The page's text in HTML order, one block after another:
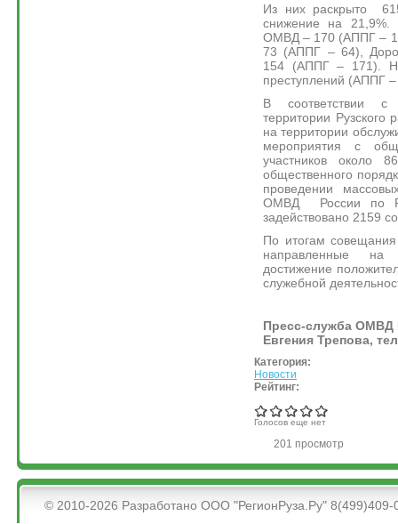
Из них раскрыто
снижение на 21,9%.
ОМВД – 170 (АППГ –
73 (АППГ – 64),
154 (АППГ – 171).
преступлений (АППГ
В соответствии
территории Рузского
на территории
мероприятия с
участников около
общественного
проведении
ОМВД России по
задействовано 2159
По итогам
направленные на
достижение
служебной
Пресс-служба ОМВД
Евгения Трепова,
Категория:
Новости
Рейтинг:
Голосов еще нет
201 просмотр
&bsps;
© 2010-2026 Разработано ООО "РегионРуза.Ру" 8(499)409-